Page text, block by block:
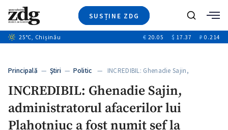
SUSȚINE ZDG
Ştiri
+6
Special
Blog
+1
Caută
25°C, Chișinău € 20.05 $ 17.37 ₽ 0.214
Principală — Ştiri — Politic — INCREDIBIL: Ghenadie Sajin,
INCREDIBIL: Ghenadie Sajin,
administratorul afacerilor lui
Plahotniuc a fost numit șef la